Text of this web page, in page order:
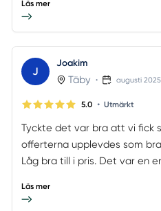
Läs mer
J
Joakim
Täby • augusti 2025
5.0 • Utmärkt
Tyckte det var bra att vi fick
offerterna upplevdes som
Låg bra till i pris. Det var en
Läs mer